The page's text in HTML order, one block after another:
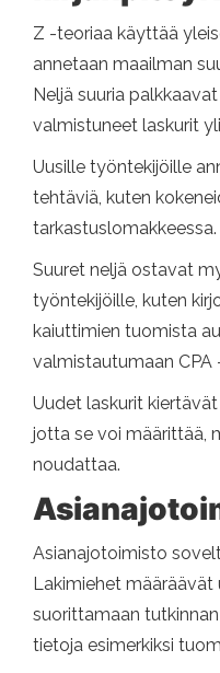
Z -teoriaa käyttää
annetaan maailman
Neljä suuria
valmistuneet laskurit
Uusille työntekijöille
tehtäviä, kuten
tarkastuslomakkeessa.
Suuret neljä ostavat
työntekijöille, kuten
kaiuttimien tuomista
valmistautumaan CPA
Uudet laskurit
jotta se voi määrittää,
noudattaa.
Asianajotoimisto
Lakimiehet
suorittamaan
tietoja esimerkiksi